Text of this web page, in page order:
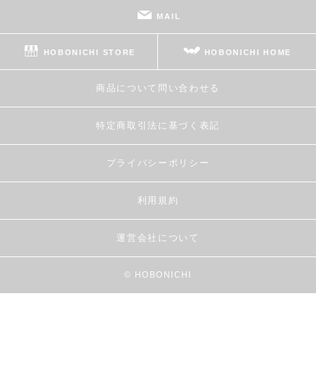
MAIL
HOBONICHI STORE HOBONICHI HOME
商品について問い合わせる
特定商取引法に基づく表記
プライバシーポリシー
利用規約
運営会社について
© HOBONICHI